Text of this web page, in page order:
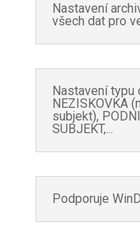
Nastavení
všech dat pro
Nastavení typu
NEZISKOVKA
subjekt),
SUBJEKT,...
Podporuje